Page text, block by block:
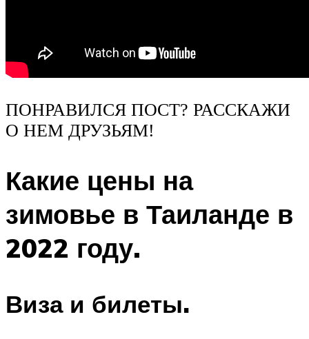
ПОНРАВИЛСЯ ПОСТ? РАССКАЖИ
О НЕМ ДРУЗЬЯМ!
Какие цены на
зимовье в Таиланде в
2022 году.
Виза и билеты.